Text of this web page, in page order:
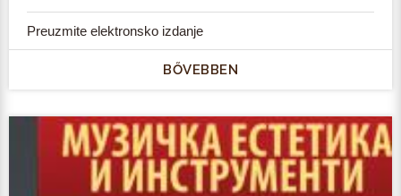
Preuzmite elektronsko izdanje
BŐVEBBEN